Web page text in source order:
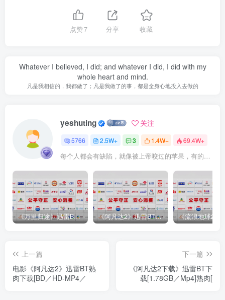
点赞7 分享 收藏
Whatever I believed, I did; and whatever I did, I did with my
whole heart and mind.
凡是我相信的，我都做了；凡是我做了的事，都是全身心地投入去做的
yeshuting 关注
5766 2.5W+ 3 1.4W+ 69.4W+
每个人都会有缺陷，就像被上帝咬过的苹果，有的人缺陷比较大，正是因为上帝特别喜欢他的芬芳
《万里归途》迅雷BT完整下载[mp3／3.14GB／2.15GB 《阿凡达2》迅雷BT完整下载[MP4／3.12GB／5.35GB]中
上一篇
电影《阿凡达2》迅雷BT熟
肉下载[BD／HD-MP4／
下一篇
《阿凡达2下载》迅雷BT下
载[1.78GB／Mp4]熟肉[